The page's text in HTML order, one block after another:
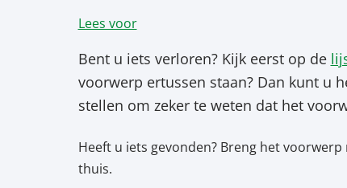
Lees voor
Bent u iets verloren? Kijk eerst op de
voorwerp ertussen staan? Dan kunt u
stellen om zeker te weten dat het
Heeft u iets gevonden? Breng het
thuis.